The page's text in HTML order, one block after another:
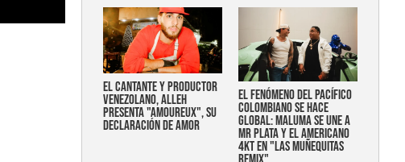
EL CANTANTE Y PRODUCTOR
VENEZOLANO, ALLEH
PRESENTA "AMOUREUX", SU
DECLARACIÓN DE AMOR
EL FENÓMENO DEL PACÍFICO
COLOMBIANO SE HACE
GLOBAL: MALUMA SE UNE A
MR PLATA Y EL AMERICANO
4KT EN "LAS MUÑEQUITAS